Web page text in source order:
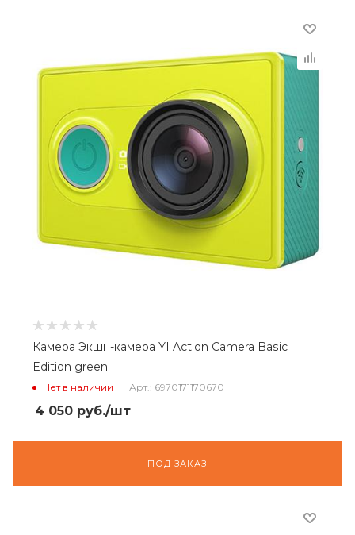
Камера Экшн-камера YI Action Camera Basic
Edition green
Нет в наличии Арт.: 6970171170670
4 050 руб./шт
ПОД ЗАКАЗ